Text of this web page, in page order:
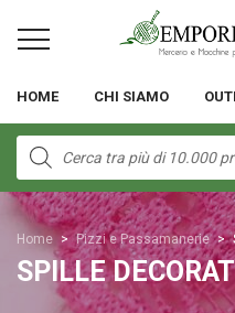
HOME CHI SIAMO
Products
search
Home > Pizzi e Passamanerie >
SPILLE